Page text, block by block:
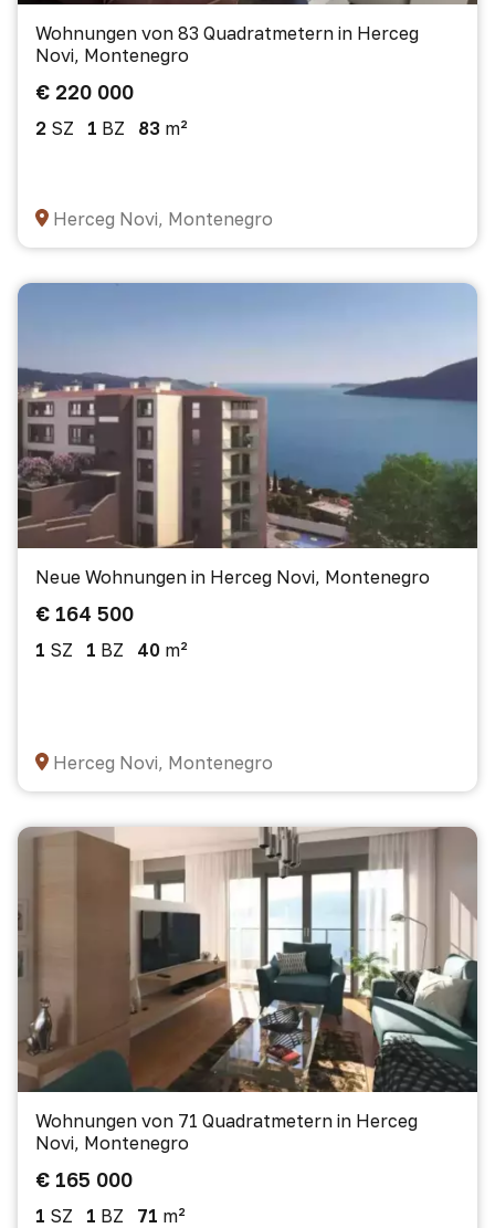
Wohnungen von 83 Quadratmetern in Herceg
Novi, Montenegro
€ 220 000
2 SZ 1 BZ 83 m²
Herceg Novi, Montenegro
Neue Wohnungen in Herceg Novi, Montenegro
€ 164 500
1 SZ 1 BZ 40 m²
Herceg Novi, Montenegro
Wohnungen von 71 Quadratmetern in Herceg
Novi, Montenegro
€ 165 000
1 SZ 1 BZ 71 m²